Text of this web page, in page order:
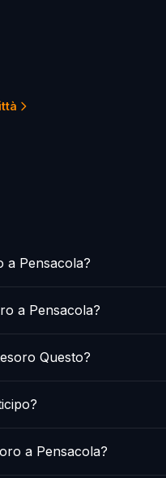
a Pensacola?
a Pensacola?
Questo?
a Pensacola?